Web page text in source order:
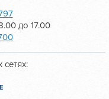
до 17.00